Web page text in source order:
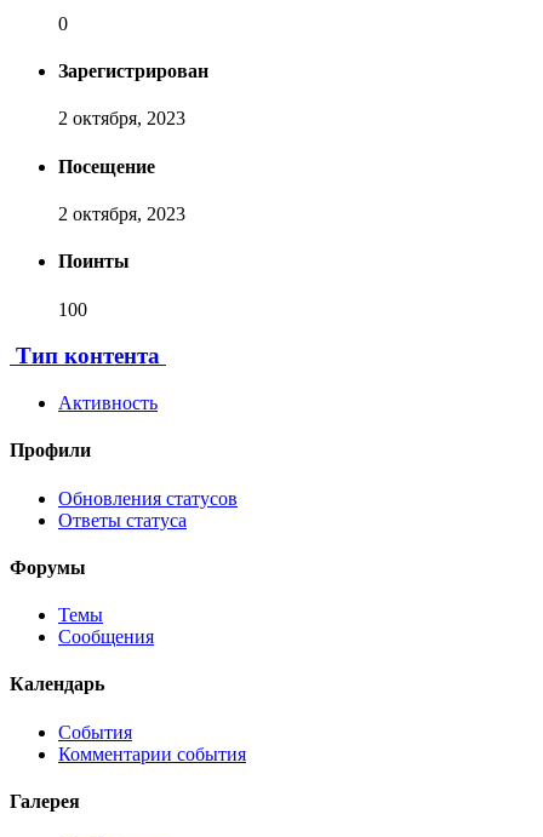
0
Зарегистрирован
2 октября, 2023
Посещение
2 октября, 2023
Поинты
100
Тип контента
Активность
Профили
Обновления статусов
Ответы статуса
Форумы
Темы
Сообщения
Календарь
События
Комментарии события
Галерея